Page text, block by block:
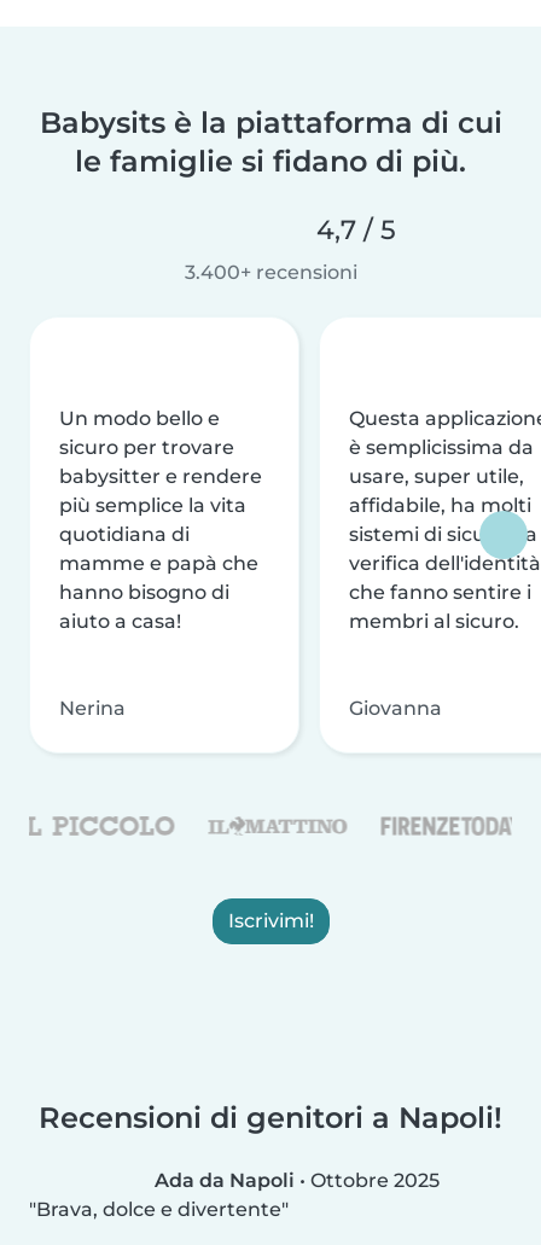
Babysits è la piattaforma di cui
le famiglie si fidano di più.
4,7 / 5
3.400+ recensioni
Un modo bello e
sicuro per trovare
babysitter e rendere
più semplice la vita
quotidiana di
mamme e papà che
hanno bisogno di
aiuto a casa!
Nerina
Questa
è semplicissima da
usare, super utile,
affidabile, ha molti
sistemi di sicurezza
verifica dell'identità
che fanno sentire i
membri al sicuro.
Giovanna
Iscrivimi!
Recensioni di genitori a Napoli!
Ada da Napoli • Ottobre 2025
Brava, dolce e divertente